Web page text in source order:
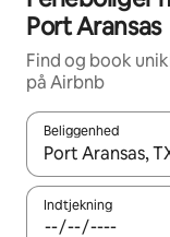
Port Aransas
Find og book
på Airbnb
Beliggenhed
Når resultaterne
Indtjekning